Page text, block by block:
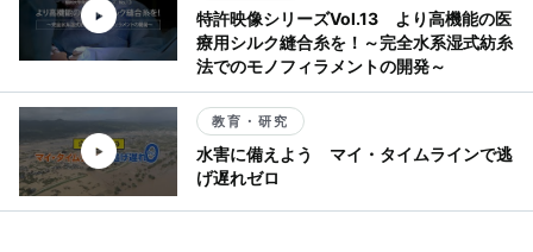
特許映像シリーズVol.13 より高機能の医
療用シルク縫合糸を！～完全水系湿式紡糸
法でのモノフィラメントの開発～
教育・研究
水害に備えよう マイ・タイムラインで逃
げ遅れゼロ